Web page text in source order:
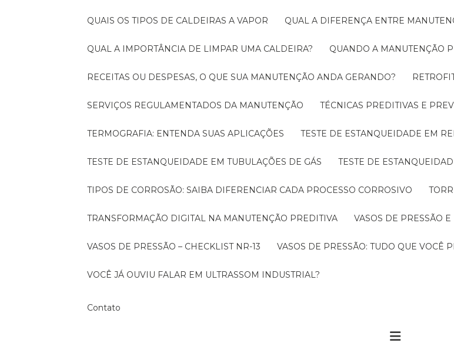
QUAIS OS TIPOS DE CALDEIRAS A VAPOR QUAL A DIFERENÇA ENTRE
QUAL A IMPORTÂNCIA DE LIMPAR UMA CALDEIRA? QUANDO A MANUTENÇÃO
RECEITAS OU DESPESAS, O QUE SUA MANUTENÇÃO ANDA GERANDO?
SERVIÇOS REGULAMENTADOS DA MANUTENÇÃO TÉCNICAS PREDITIVAS E
TERMOGRAFIA: ENTENDA SUAS APLICAÇÕES TESTE DE ESTANQUEIDADE EM
TESTE DE ESTANQUEIDADE EM TUBULAÇÕES DE GÁS TESTE DE
TIPOS DE CORROSÃO: SAIBA DIFERENCIAR CADA PROCESSO CORROSIVO
TRANSFORMAÇÃO DIGITAL NA MANUTENÇÃO PREDITIVA VASOS DE PRESSÃO
VASOS DE PRESSÃO – CHECKLIST NR-13 VASOS DE PRESSÃO: TUDO QUE VOCÊ
VOCÊ JÁ OUVIU FALAR EM ULTRASSOM INDUSTRIAL?
Contato